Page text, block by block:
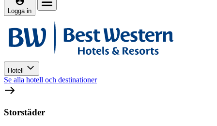
Logga in
Hotell
Se alla hotell och destinationer
Storstäder